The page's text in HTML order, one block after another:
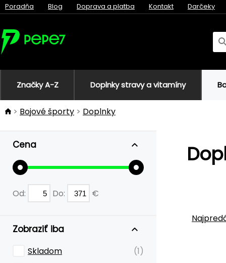
Poradňa Blog Doprava a platba Kontakt Darčeky
Značky A-Z Doplnky stravy a vitamíny
Bojové športy Doplnky
Cena
Od: Do: €
Zobraziť iba
Skladom
(1)